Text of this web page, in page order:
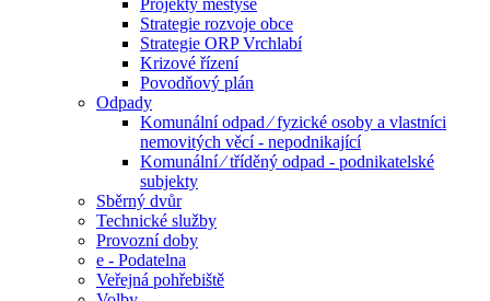
Projekty městyse
Strategie rozvoje obce
Strategie ORP Vrchlabí
Krizové řízení
Povodňový plán
Odpady
Komunální odpad ⁄ fyzické osoby a vlastníci
nemovitých věcí - nepodnikající
Komunální ⁄ tříděný odpad - podnikatelské
subjekty
Sběrný dvůr
Technické služby
Provozní doby
e - Podatelna
Veřejná pohřebiště